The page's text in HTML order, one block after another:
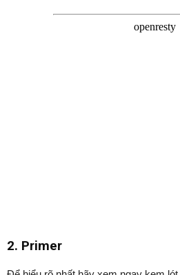
2. Primer